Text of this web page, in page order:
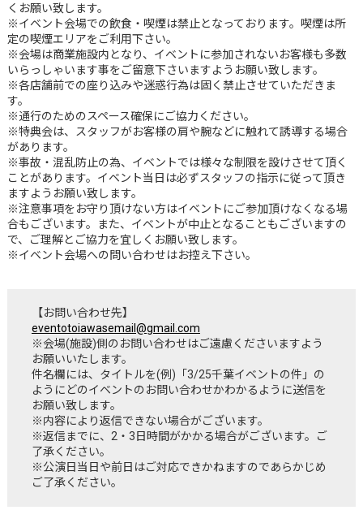
くお願い致します。
※イベント会場での飲食・喫煙は禁止となっております。喫煙は所
定の喫煙エリアをご利用下さい。
※会場は商業施設内となり、イベントに参加されないお客様も多数
いらっしゃいます事をご留意下さいますようお願い致します。
※各店舗前での座り込みや迷惑行為は固く禁止させていただきま
す。
※通行のためのスペース確保にご協力ください。
※特典会は、スタッフがお客様の肩や腕などに触れて誘導する場合
があります。
※事故・混乱防止の為、イベントでは様々な制限を設けさせて頂く
ことがあります。イベント当日は必ずスタッフの指示に従って頂き
ますようお願い致します。
※注意事項をお守り頂けない方はイベントにご参加頂けなくなる場
合もございます。また、イベントが中止となることもございますの
で、ご理解とご協力を宜しくお願い致します。
※イベント会場への問い合わせはお控え下さい。
【お問い合わせ先】
eventotoiawasemail@gmail.com
※会場(施設)側のお問い合わせはご遠慮くださいますよう
お願いいたします。
件名欄には、タイトルを(例)「3/25千葉イベントの件」の
ようにどのイベントのお問い合わせかわかるように送信を
お願い致します。
※内容により返信できない場合がございます。
※返信までに、2・3日時間がかかる場合がございます。ご
了承ください。
※公演日当日や前日はご対応できかねますのであらかじめ
ご了承ください。